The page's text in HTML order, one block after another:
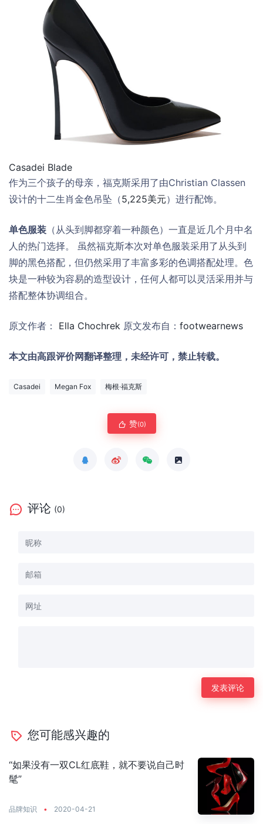
Casadei Blade
作为三个孩子的母亲，福克斯采用了由Christian Classen
设计的十二生肖金色吊坠（5,225美元）进行配饰。
单色服装 （从头到脚都穿着一种颜色）一直是近几个月中名
人的热门选择。 虽然福克斯本次对单色服装采用了从头到
脚的黑色搭配，但仍然采用了丰富多彩的色调搭配处理。色
块是一种较为容易的造型设计，任何人都可以灵活采用并与
搭配整体协调组合。
原文作者： Ella Chochrek 原文发布自： footwearnews
本文由高跟评价网翻译整理，未经许可，禁止转载。
Casadei Megan Fox 梅根·福克斯
赞(0)
评论 (0)
您可能感兴趣的
“如果没有一双CL红底鞋，就不要说自己时
髦”
品牌知识 • 2020-04-21